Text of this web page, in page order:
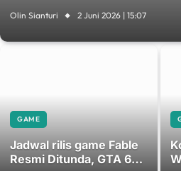
Olin Sianturi 2 Juni 2026 | 15:07
GAME
Jadwal rilis game Fable
Resmi Ditunda, GTA 6